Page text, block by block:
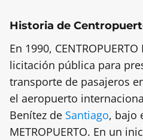
Historia de
En 1990,
licitación pública para
transporte de pasajeros
el aeropuerto
Benítez de Santiago, bajo
METROPUERTO. En un